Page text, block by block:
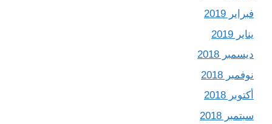
فبراير 2019
يناير 2019
ديسمبر 2018
نوفمبر 2018
أكتوبر 2018
سبتمبر 2018